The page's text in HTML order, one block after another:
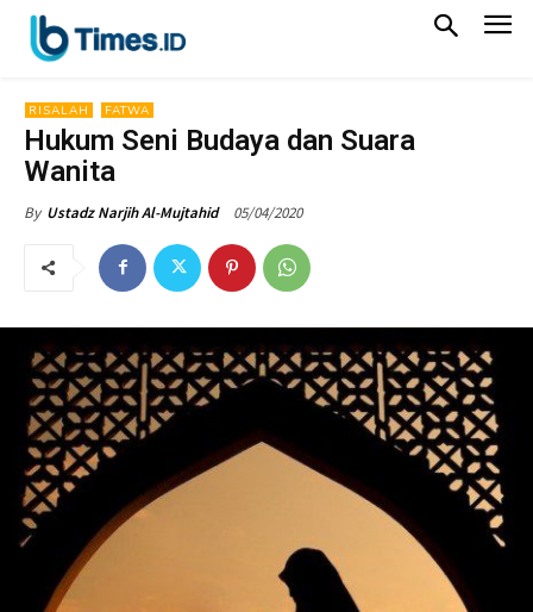
RISALAH FATWA
Hukum Seni Budaya dan Suara
Wanita
By Ustadz Narjih Al-Mujtahid 05/04/2020